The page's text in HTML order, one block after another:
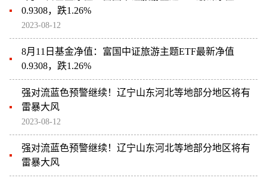
0.9308，跌1.26%
2023-08-12
8月11日基金净值：富国中证旅游主题ETF最新净值
0.9308，跌1.26%
强对流蓝色预警继续！辽宁山东河北等地部分地区将有
雷暴大风
2023-08-12
强对流蓝色预警继续！辽宁山东河北等地部分地区将有
雷暴大风